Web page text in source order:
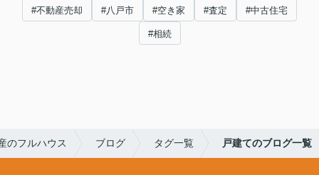
#不動産売却 #八戸市 #空き家 #査定 #中古住宅
#相続
のフルハウス ブログ タグ一覧 戸建てのブログ一覧